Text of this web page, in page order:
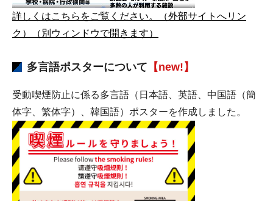
詳しくはこちらをご覧ください。（外部サイトへリン
ク）（別ウィンドウで開きます）
多言語ポスターについて 【new!】
受動喫煙防止に係る多言語（日本語、英語、中国語（簡
体字、繁体字）、韓国語）ポスターを作成しました。